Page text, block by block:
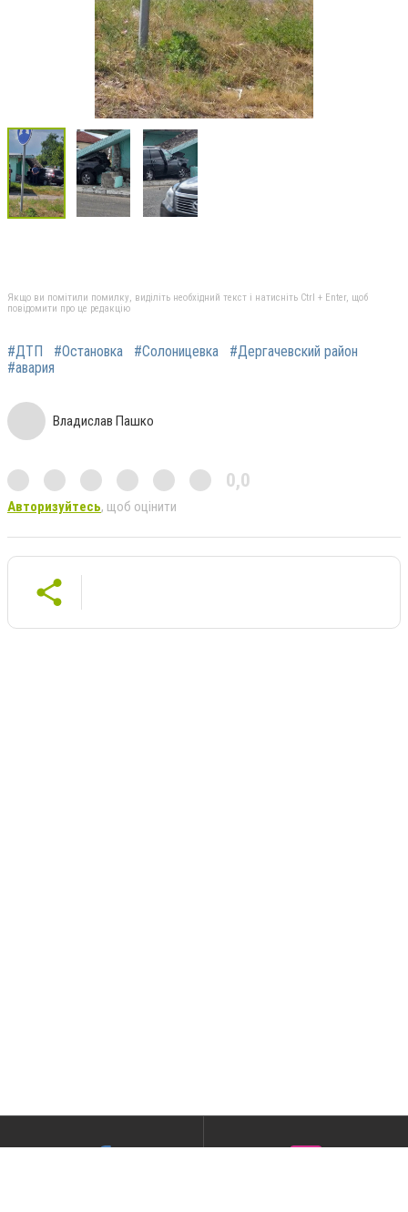
Якщо ви помітили помилку, виділіть необхідний текст і натисніть Ctrl + Enter, щоб
повідомити про це редакцію
#ДТП #Остановка #Солоницевка
#Дергачевский район
#авария
Владислав Пашко
0,0
Авторизуйтесь, щоб оцінити